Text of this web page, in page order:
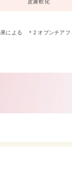
皮膚軟化
果による ＊2 オプンチアフ